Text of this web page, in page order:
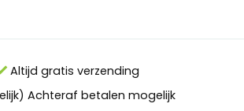
Altijd gratis verzending
Achteraf betalen mogelijk